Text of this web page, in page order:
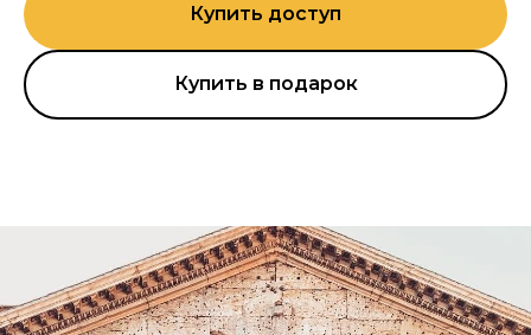
Купить доступ
Купить в подарок